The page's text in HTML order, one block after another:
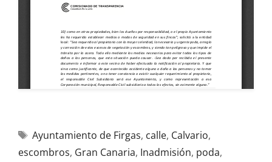
Ayuntamiento de Firgas, calle, Calvario,
escombros, Gran Canaria, Inadmisión, poda,